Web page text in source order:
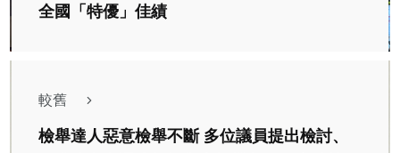
全國「特優」佳績
較舊
檢舉達人惡意檢舉不斷 多位議員提出檢討、